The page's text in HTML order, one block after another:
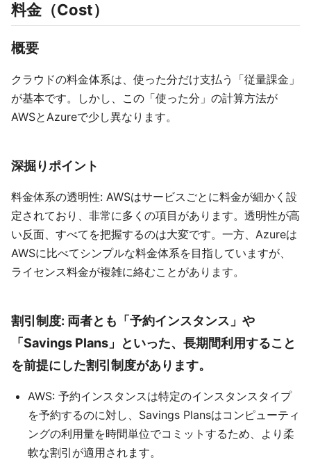
料金（Cost）
概要
クラウドの料金体系は、使った分だけ支払う「従量課金」
が基本です。しかし、この「使った分」の計算方法が
AWSとAzureで少し異なります。
深掘りポイント
料金体系の透明性: AWSはサービスごとに料金が細かく設
定されており、非常に多くの項目があります。透明性が高
い反面、すべてを把握するのは大変です。一方、Azureは
AWSに比べてシンプルな料金体系を目指していますが、
ライセンス料金が複雑に絡むことがあります。
割引制度: 両者とも「予約インスタンス」や
「Savings Plans」といった、長期間利用すること
を前提にした割引制度があります。
AWS: 予約インスタンスは特定のインスタンスタイプ
を予約するのに対し、Savings Plansはコンピューティ
ングの利用量を時間単位でコミットするため、より柔
軟な割引が適用されます。